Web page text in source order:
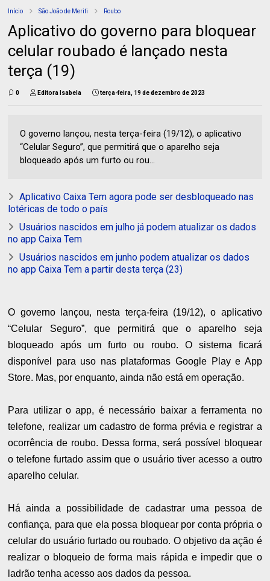
Início São João de Meriti Roubo
Aplicativo do governo para bloquear
celular roubado é lançado nesta
terça (19)
0 Editora Isabela terça-feira, 19 de dezembro de 2023
O governo lançou, nesta terça-feira (19/12), o aplicativo
“Celular Seguro”, que permitirá que o aparelho seja
bloqueado após um furto ou rou...
Aplicativo Caixa Tem agora pode ser desbloqueado nas
lotéricas de todo o país
Usuários nascidos em julho já podem atualizar os dados
no app Caixa Tem
Usuários nascidos em junho podem atualizar os dados
no app Caixa Tem a partir desta terça (23)
O governo lançou, nesta terça-feira (19/12), o aplicativo
“Celular Seguro”, que permitirá que o aparelho seja
bloqueado após um furto ou roubo. O sistema ficará
disponível para uso nas plataformas Google Play e App
Store. Mas, por enquanto, ainda não está em operação.
Para utilizar o app, é necessário baixar a ferramenta no
telefone, realizar um cadastro de forma prévia e registrar a
ocorrência de roubo. Dessa forma, será possível bloquear
o telefone furtado assim que o usuário tiver acesso a outro
aparelho celular.
Há ainda a possibilidade de cadastrar uma pessoa de
confiança, para que ela possa bloquear por conta própria o
celular do usuário furtado ou roubado. O objetivo da ação é
realizar o bloqueio de forma mais rápida e impedir que o
ladrão tenha acesso aos dados da pessoa.